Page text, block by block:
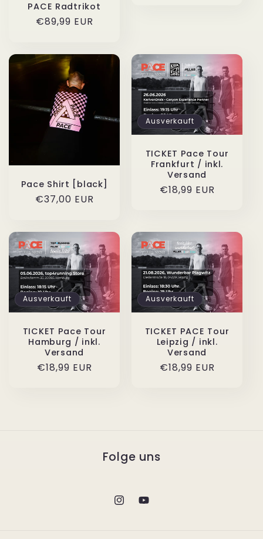
PACE Radtrikot
Normaler
€89,99 EUR
Pace Shirt [black]
Normaler
€37,00 EUR
Ausverkauft
TICKET Pace Tour
Frankfurt / inkl.
Versand
Normaler
€18,99 EUR
Ausverkauft
TICKET Pace Tour
Hamburg / inkl.
Versand
Normaler
€18,99 EUR
Ausverkauft
TICKET PACE Tour
Leipzig / inkl.
Versand
Normaler
€18,99 EUR
Folge uns
InstagramYouTube